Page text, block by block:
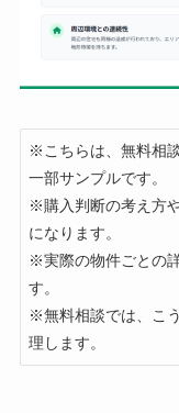
※こちらは、無料相
一部サンプルです。
※購入判断の考え方
になります。
※実際の物件ごとの
す。
※無料相談では、こ